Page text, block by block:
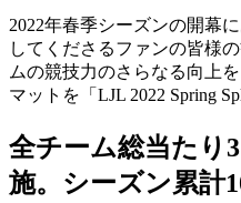
2022年春季シーズンの開幕
してくださるファンの皆様
ムの競技力のさらなる向上
マットを「LJL 2022 Spring
全チーム総当たり
施。シーズン累計